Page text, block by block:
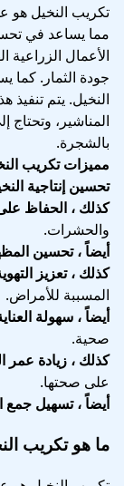
تكريب النخيل هو
مما يساعد في
الأعمال الزراعية
جودة الثمار. كما
النخيل. يتم تنفيذ
المناشير،
بالشجرة.
مميزات تكريب
تحسين إنتاجية
كذلك ، الحفاظ
والحشرات.
أيضاً ، تحسين
كذلك ، تعزيز
المسببة للأمراض.
أيضاً ، سهولة
صحية.
كذلك ، زيادة عمر
على صحتها.
أيضاً ، تسهيل جمع
ما هو تكريب